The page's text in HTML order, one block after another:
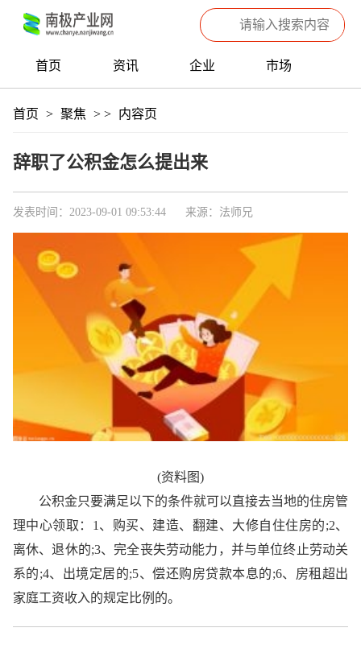
首页 资讯 企业 市场
首页 > 聚焦 > > 内容页
辞职了公积金怎么提出来
发表时间：2023-09-01 09:53:44 来源：法师兄
(资料图)
公积金只要满足以下的条件就可以直接去当地的住房管
理中心领取：1、购买、建造、翻建、大修自住住房的;2、
离休、退休的;3、完全丧失劳动能力，并与单位终止劳动关
系的;4、出境定居的;5、偿还购房贷款本息的;6、房租超出
家庭工资收入的规定比例的。